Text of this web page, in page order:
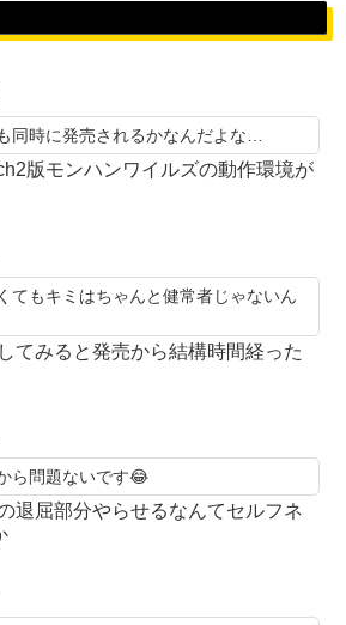
同時に発売されるかなんだよな…
版モンハンワイルズの動作環境が
てもキミはちゃんと健常者じゃないん
てみると発売から結構時間経った
ら問題ないです😂
退屈部分やらせるなんてセルフネ